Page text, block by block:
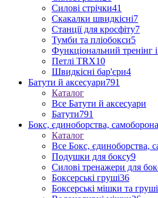
Силові стрічки41
Скакалки швидкісні7
Станції для кросфіту7
Тумби та пліобокси5
Функціональний тренінг
Петлі TRX10
Швидкісні бар'єри4
Батути й аксесуари791
Каталог
Все Батути й аксесуари
Батути791
Бокс, єдиноборства, самоборона
Каталог
Все Бокс, єдиноборства,
Подушки для боксу9
Силові тренажери для
Боксерські груші36
Боксерські мішки та груші